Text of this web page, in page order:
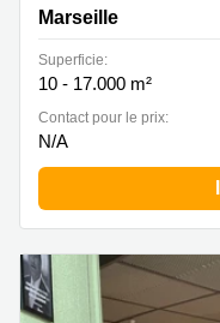
Marseille
Superficie:
10 - 17.000 m²
Contact pour le prix:
N/A